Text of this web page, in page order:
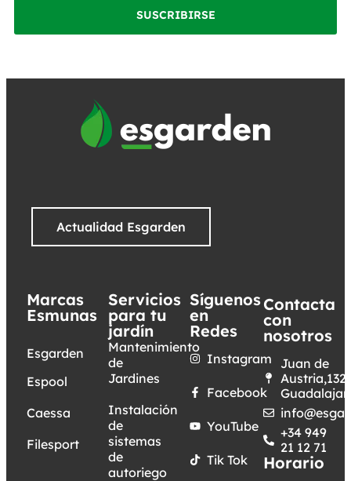
SUSCRIBIRSE
Actualidad Esgarden
Marcas
Esmunas
Esgarden
Espool
Caessa
Filesport
Servicios
para tu
jardín
Mantenimiento
de
Jardines
Instalación
de
sistemas
de
autoriego
Síguenos
en
Redes
Instagram
Facebook
YouTube
Tik Tok
Contacta
con
nosotros
Juan de
Austria,132.
+34 949
21 12 71
Horario